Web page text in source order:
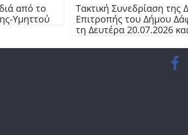
από το
Υμηττού
Τακτική Συνεδρίαση της
Επιτροπής του Δήμου
τη Δευτέρα 20.07.2026